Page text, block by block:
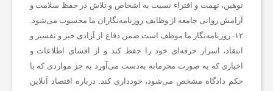
توهین، تهمت و افتراء نسبت به اشخاص و تلاش در حفظ سلامت و
آرامش روانی جامعه از وظایف روزنامه‌نگاران ما محسوب می‌شود.
۱۲- روزنامه‌نگار ما موظف است ضمن دفاع از آزادی خبر و تفسیر و
انتقاد، اسرار حرفه‌ای خود را حفظ کند و از افشای اطلاعات و
اخباری که به صورت محرمانه به‌دست می‌آورد به جز مواردی که با
حکم دادگاه مشخص می‌شود، خودداری کند. درباره اقتصاد آنلاین